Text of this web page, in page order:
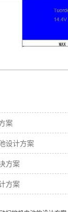
案
设计方案
方案
方案